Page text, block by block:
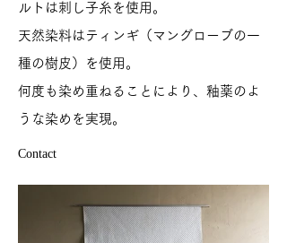
ルトは刺し子糸を使用。
天然染料はティンギ（マングローブの一
種の樹皮）を使用。
何度も染め重ねることにより、釉薬のよ
うな染めを実現。
Contact